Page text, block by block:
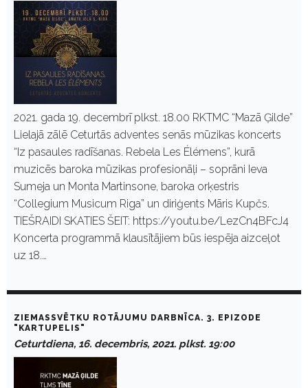
2021. gada 19. decembrī plkst. 18.00 RKTMC “Mazā Ģilde”
Lielajā zālē Ceturtās adventes senās mūzikas koncerts
“Iz pasaules radīšanas. Rebela Les Élémens”, kurā
muzicēs baroka mūzikas profesionāļi – soprāni Ieva
Sumeja un Monta Martinsone, baroka orķestris
“Collegium Musicum Riga” un diriģents Māris Kupčs.
TIEŠRAIDI SKATIES ŠEIT: https://youtu.be/LezCn4BFcJ4
Koncerta programmā klausītājiem būs iespēja aizceļot
uz 18.…
ZIEMASSVĒTKU ROTĀJUMU DARBNĪCA. 3. EPIZODE
"KARTUPELIS"
Ceturtdiena, 16. decembris, 2021. plkst. 19:00